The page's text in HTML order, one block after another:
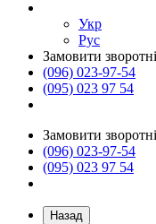
Укр
Рус
Замовити
(096) 023-97-54
(095) 023 97 54
Замовити
(096) 023-97-54
(095) 023 97 54
Назад